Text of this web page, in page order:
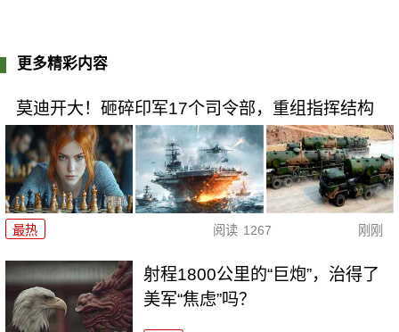
更多精彩内容
莫迪开大！砸碎印军17个司令部，重组指挥结构
最热 阅读 1267 刚刚
射程1800公里的“巨炮”，治得了
美军“焦虑”吗？